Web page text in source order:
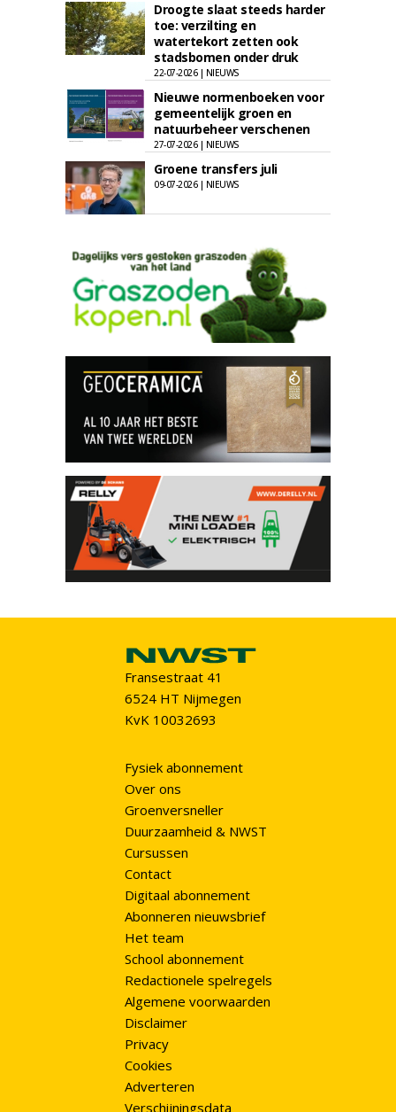
Droogte slaat steeds harder
toe: verzilting en
watertekort zetten ook
stadsbomen onder druk
22-07-2026 | NIEUWS
Nieuwe normenboeken voor
gemeentelijk groen en
natuurbeheer verschenen
27-07-2026 | NIEUWS
Groene transfers juli
09-07-2026 | NIEUWS
Fransestraat 41
6524 HT Nijmegen
KvK 10032693
Fysiek abonnement
Over ons
Groenversneller
Duurzaamheid & NWST
Cursussen
Contact
Digitaal abonnement
Abonneren nieuwsbrief
Het team
School abonnement
Redactionele spelregels
Algemene voorwaarden
Disclaimer
Privacy
Cookies
Adverteren
Verschijningsdata